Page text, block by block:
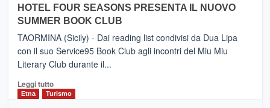
Neos
ETNEO
–
Meta
turistica
privilegiata
secondo
dati
di
HOTEL FOUR SEASONS PRESENTA IL NUOVO
SUMMER BOOK CLUB
TAORMINA (Sicily) - Dai reading list condivisi da Dua Lipa
con il suo Service95 Book Club agli incontri del Miu Miu
Literary Club durante il...
Leggi tuttoLeggi
di
Etna Turismo